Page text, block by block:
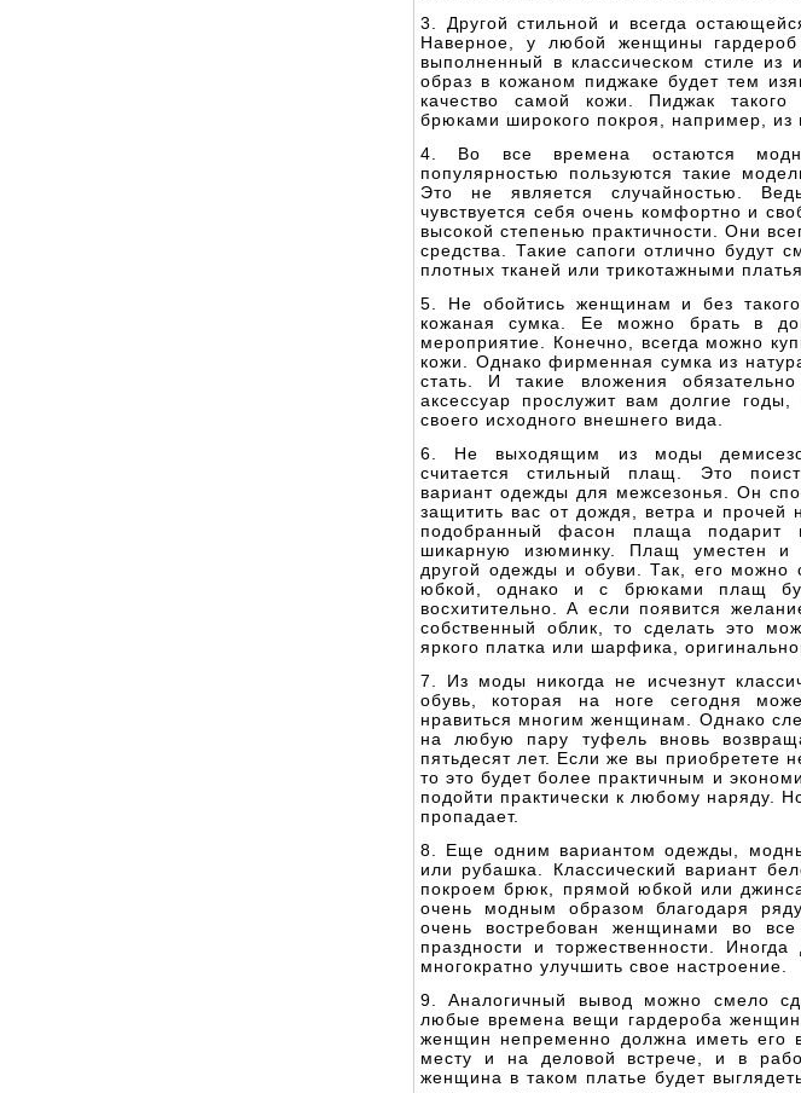
3. Другой стильной и всегда
Наверное, у любой женщины
выполненный в классическом стиле из
образ в кожаном пиджаке будет тем
качество самой кожи. Пиджак
брюками широкого покроя, например, из
4. Во все времена остаются
популярностью пользуются такие
Это не является случайностью.
чувствуется себя очень комфортно и
высокой степенью практичности. Они
средства. Такие сапоги отлично будут
плотных тканей или трикотажными
5. Не обойтись женщинам и без
кожаная сумка. Ее можно брать в
мероприятие. Конечно, всегда можно
кожи. Однако фирменная сумка из
стать. И такие вложения
аксессуар прослужит вам долгие
своего исходного внешнего вида.
6. Не выходящим из моды
считается стильный плащ. Это
вариант одежды для межсезонья. Он
защитить вас от дождя, ветра и прочей
подобранный фасон плаща подарит
шикарную изюминку. Плащ уместен
другой одежды и обуви. Так, его можно
юбкой, однако и с брюками плащ
восхитительно. А если появится
собственный облик, то сделать это
яркого платка или шарфика,
7. Из моды никогда не исчезнут
обувь, которая на ноге сегодня
нравиться многим женщинам. Однако
на любую пару туфель вновь
пятьдесят лет. Если же вы приобретете
то это будет более практичным и
подойти практически к любому наряду.
пропадает.
8. Еще одним вариантом одежды,
или рубашка. Классический вариант
покроем брюк, прямой юбкой или
очень модным образом благодаря
очень востребован женщинами во
праздности и торжественности.
многократно улучшить свое настроение.
9. Аналогичный вывод можно смело
любые времена вещи гардероба
женщин непременно должна иметь его
месту и на деловой встрече, и в
женщина в таком платье будет